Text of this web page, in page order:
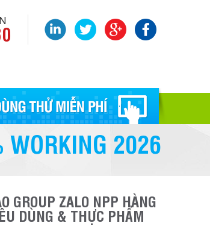
WORKING 2026
GROUP ZALO NPP HÀNG
DÙNG & THỰC PHẨM